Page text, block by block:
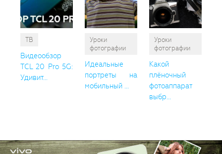
ТВ
Видеообзор
TCL 20 Pro 5G:
Удивит...
Уроки
фотографии
Идеальные
портреты на
мобильный ...
Уроки
фотографии
Какой
плёночный
фотоаппарат
выбр...